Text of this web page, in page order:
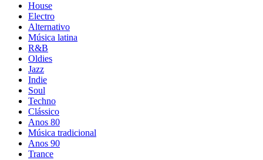
House
Electro
Alternativo
Música latina
R&B
Oldies
Jazz
Indie
Soul
Techno
Clássico
Anos 80
Música tradicional
Anos 90
Trance